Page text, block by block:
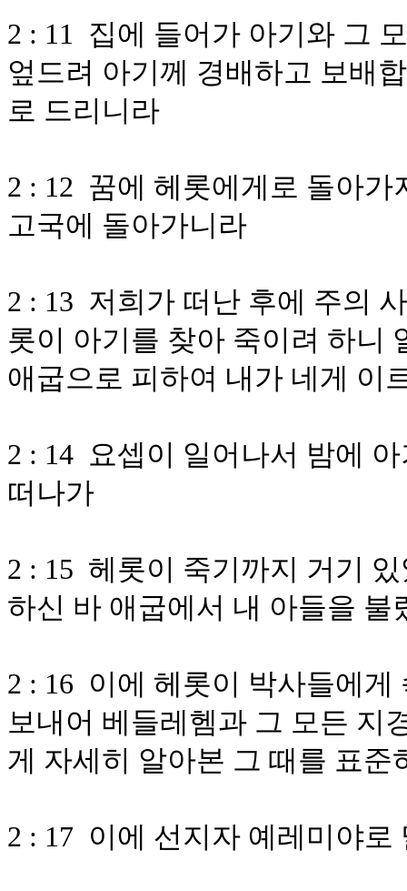
2 : 11 집에 들어가 아기와 그
엎드려 아기께 경배하고 보배
로 드리니라
2 : 12 꿈에 헤롯에게로 돌아
고국에 돌아가니라
2 : 13 저희가 떠난 후에 주의
롯이 아기를 찾아 죽이려 하니
애굽으로 피하여 내가 네게 이
2 : 14 요셉이 일어나서 밤에
떠나가
2 : 15 헤롯이 죽기까지 거기
하신 바 애굽에서 내 아들을
2 : 16 이에 헤롯이 박사들에
보내어 베들레헴과 그 모든 지
게 자세히 알아본 그 때를 표
2 : 17 이에 선지자 예레미야로